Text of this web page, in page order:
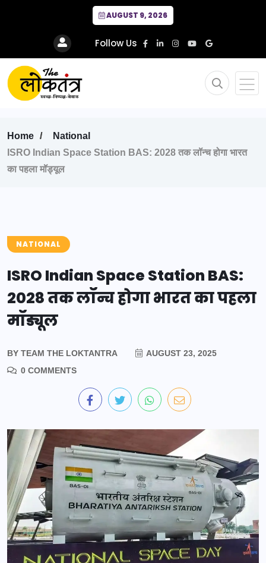
AUGUST 9, 2026
Follow Us
Home
National
ISRO Indian Space Station BAS: 2028 तक लॉन्च होगा भारत
का पहला मॉड्यूल
NATIONAL
ISRO Indian Space Station BAS:
2028 तक लॉन्च होगा भारत का पहला
मॉड्यूल
BY TEAM THE LOKTANTRA
AUGUST 23, 2025
0 COMMENTS